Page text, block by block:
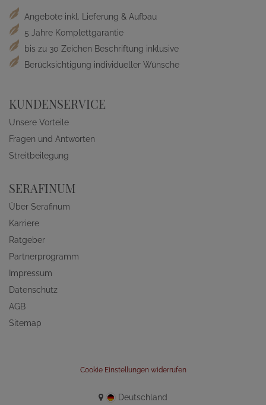
Angebote inkl. Lieferung & Aufbau
5 Jahre Komplettgarantie
bis zu 30 Zeichen Beschriftung inklusive
Berücksichtigung individueller Wünsche
KUNDENSERVICE
Unsere Vorteile
Fragen und Antworten
Streitbeilegung
SERAFINUM
Über Serafinum
Karriere
Ratgeber
Partnerprogramm
Impressum
Datenschutz
AGB
Sitemap
Cookie Einstellungen widerrufen
Deutschland